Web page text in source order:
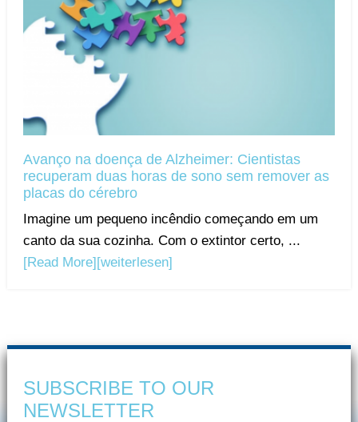
Avanço na doença de Alzheimer: Cientistas
recuperam duas horas de sono sem remover as
placas do cérebro
Imagine um pequeno incêndio começando em um
canto da sua cozinha. Com o extintor certo, ...
[Read More][weiterlesen]
SUBSCRIBE TO OUR
NEWSLETTER